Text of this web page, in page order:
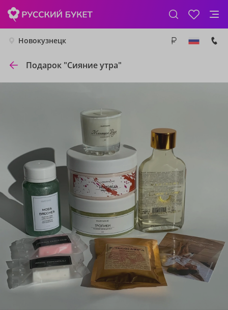
Новокузнецк
Подарок "Сияние утра"